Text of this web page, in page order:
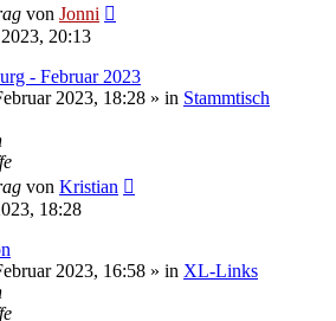
von Jonni
20:13
- Februar 2023
2023, 18:28 » in Stammtisch
von Kristian
18:28
2023, 16:58 » in XL-Links